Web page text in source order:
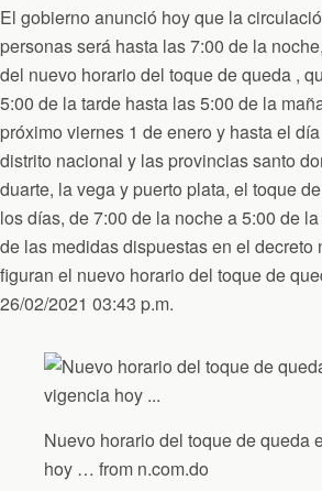
El gobierno anunció hoy que la
personas será hasta las 7:00 de la
del nuevo horario del toque de queda ,
5:00 de la tarde hasta las 5:00 de la
próximo viernes 1 de enero y hasta el
distrito nacional y las provincias santo
duarte, la vega y puerto plata, el toque
los días, de 7:00 de la noche a 5:00 de
de las medidas dispuestas en el decreto
figuran el nuevo horario del toque de
26/02/2021 03:43 p.m.
Nuevo horario del toque de queda
hoy … from n.com.do